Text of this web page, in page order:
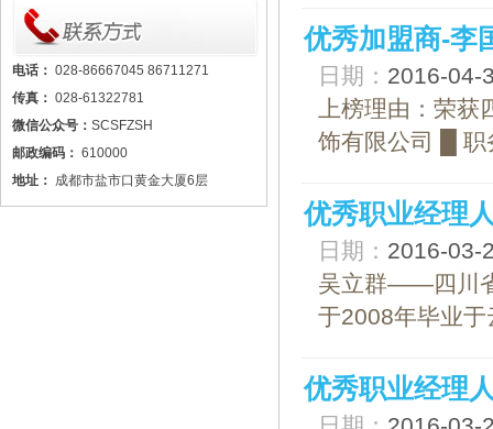
电话： 028-86667045 86711271
传真： 028-61322781
微信公众号： SCSFZSH
邮政编码： 610000
地址： 成都市盐市口黄金大厦6层
优秀加盟商-李
日期： 2016-
上榜理由：荣
饰有限公司 █ 职
优秀职业经理
日期： 2016-
吴立群——四川
于2008年毕业
优秀职业经理